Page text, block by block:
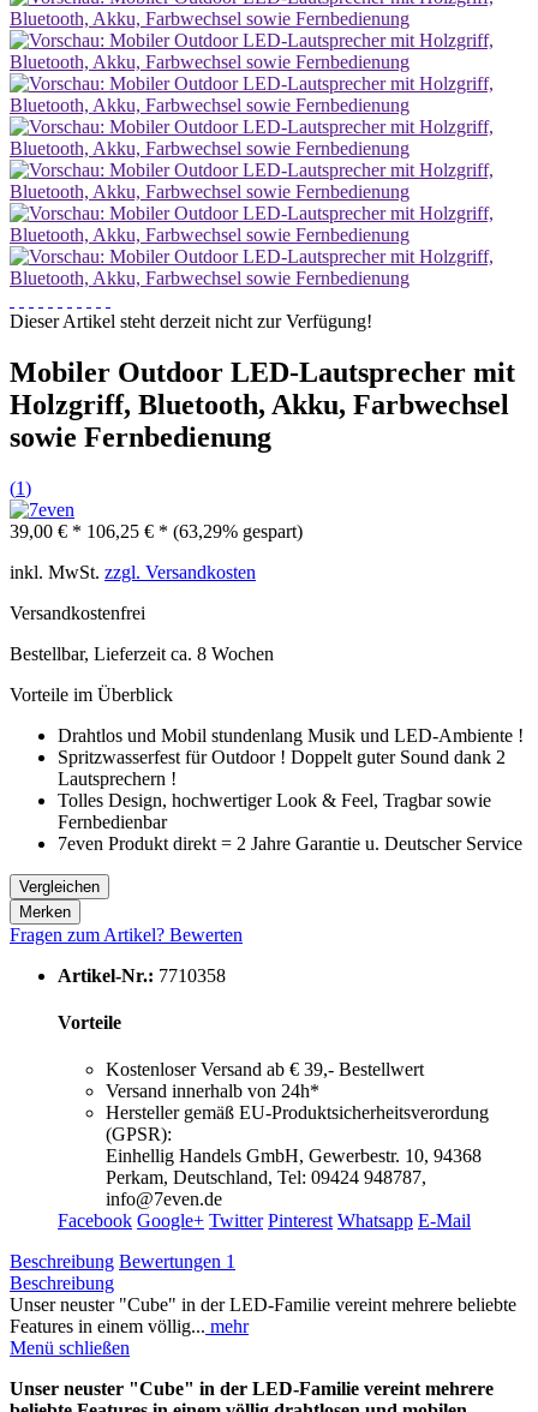
Dieser Artikel steht derzeit nicht zur Verfügung!
Mobiler Outdoor LED-Lautsprecher mit
Holzgriff, Bluetooth, Akku, Farbwechsel
sowie Fernbedienung
(1)
39,00 € * 106,25 € * (63,29% gespart)
inkl. MwSt. zzgl. Versandkosten
Versandkostenfrei
Bestellbar, Lieferzeit ca. 8 Wochen
Vorteile im Überblick
Drahtlos und Mobil stundenlang Musik und LED-Ambiente !
Spritzwasserfest für Outdoor ! Doppelt guter Sound dank 2
Lautsprechern !
Tolles Design, hochwertiger Look & Feel, Tragbar sowie
Fernbedienbar
7even Produkt direkt = 2 Jahre Garantie u. Deutscher Service
Vergleichen
Merken
Fragen zum Artikel? Bewerten
Artikel-Nr.: 7710358
Vorteile
Kostenloser Versand ab € 39,- Bestellwert
Versand innerhalb von 24h*
Hersteller gemäß EU-Produktsicherheitsverordung
(GPSR):
Einhellig Handels GmbH, Gewerbestr. 10, 94368
Perkam, Deutschland, Tel: 09424 948787,
info@7even.de
Facebook Google+ Twitter Pinterest Whatsapp E-Mail
Beschreibung Bewertungen 1
Beschreibung
Unser neuster "Cube" in der LED-Familie vereint mehrere beliebte
Features in einem völlig... mehr
Menü schließen
Unser neuster "Cube" in der LED-Familie vereint mehrere